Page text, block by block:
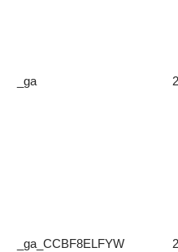
_ga
_ga_CCBF8ELFYW